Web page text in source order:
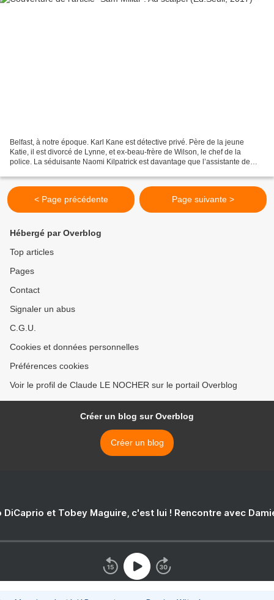
Belfast, à notre époque. Karl Kane est détective privé. Père de la jeune
Katie, il est divorcé de Lynne, et ex-beau-frère de Wilson, le chef de la
police. La séduisante Naomi Kilpatrick est davantage que l’assistante de
< Page précédente Page suivante >
Hébergé par Overblog
Top articles
Pages
Contact
Signaler un abus
C.G.U.
Cookies et données personnelles
Préférences cookies
Voir le profil de Claude LE NOCHER sur le portail Overblog
Créer un blog sur Overblog
Créer un blog
DiCaprio et Tobey Maguire, c'est lui ! Rencontre avec